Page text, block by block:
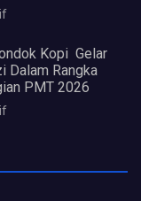
Kopi Gelar
Dalam Rangka
PMT 2026